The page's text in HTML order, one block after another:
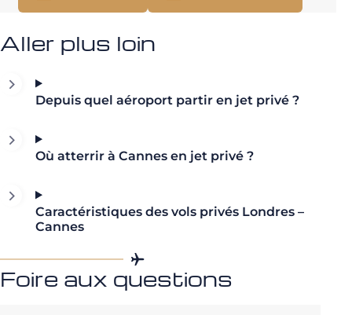
Aller plus loin
Depuis quel aéroport partir en jet privé ?
Où atterrir à Cannes en jet privé ?
Caractéristiques des vols privés Londres –
Cannes
Foire aux questions